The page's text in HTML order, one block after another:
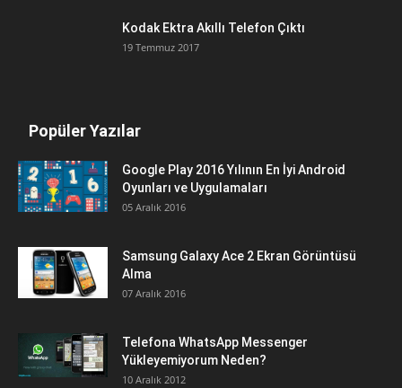
Kodak Ektra Akıllı Telefon Çıktı
19 Temmuz 2017
Popüler Yazılar
Google Play 2016 Yılının En İyi Android
Oyunları ve Uygulamaları
05 Aralık 2016
Samsung Galaxy Ace 2 Ekran Görüntüsü
Alma
07 Aralık 2016
Telefona WhatsApp Messenger
Yükleyemiyorum Neden?
10 Aralık 2012